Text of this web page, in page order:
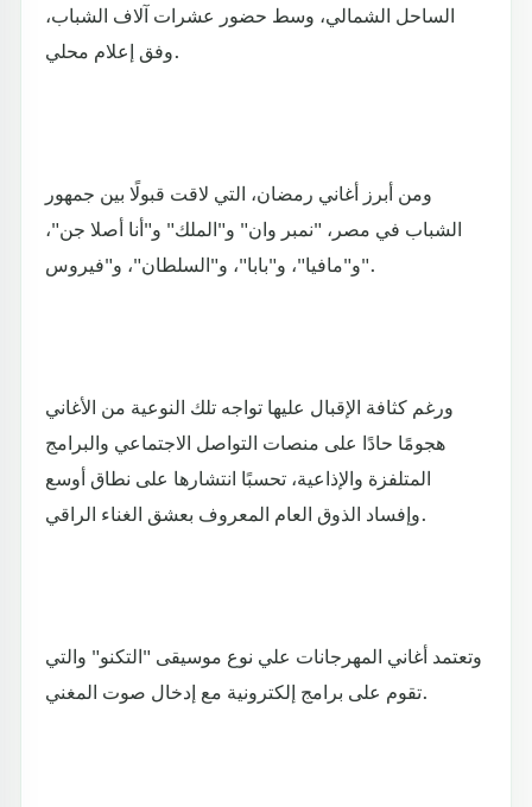
الساحل الشمالي، وسط حضور عشرات آلاف الشباب،
وفق إعلام محلي.
ومن أبرز أغاني رمضان، التي لاقت قبولًا بين جمهور
الشباب في مصر، "نمبر وان" و"الملك" و"أنا أصلا جن"،
و"مافيا"، و"بابا"، و"السلطان"، و"فيروس".
ورغم كثافة الإقبال عليها تواجه تلك النوعية من الأغاني
هجومًا حادًا على منصات التواصل الاجتماعي والبرامج
المتلفزة والإذاعية، تحسبًا انتشارها على نطاق أوسع
وإفساد الذوق العام المعروف بعشق الغناء الراقي.
وتعتمد أغاني المهرجانات علي نوع موسيقى "التكنو" والتي
تقوم على برامج إلكترونية مع إدخال صوت المغني.